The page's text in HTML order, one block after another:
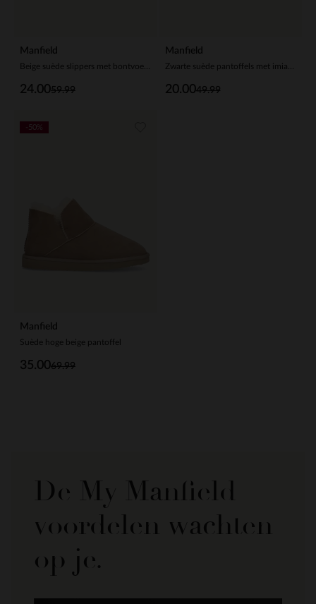
Manfield
59.99
24.00
Manfield
49.99
20.00
Manfield
Suède hoge beige pantoffel
69.99
35.00
-50%
De My Manfield
voordelen wachten
op je.